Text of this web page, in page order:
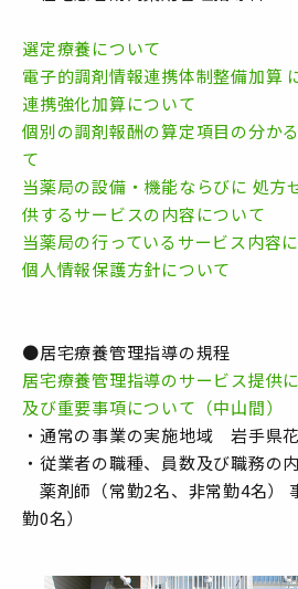
選定療養について
電子的調剤情報連携体制整備加算
連携強化加算について
個別の調剤報酬の算定項目の分か
て
当薬局の設備・機能ならびに 処方
供するサービスの内容について
当薬局の行っているサービス内容
個人情報保護方針について
●居宅療養管理指導の規程
居宅療養管理指導のサービス提供
及び重要事項について（中山間）
・通常の事業の実施地域 岩手県
・従業者の職種、員数及び職務の
薬剤師（常勤2名、非常勤4名）
勤0名）